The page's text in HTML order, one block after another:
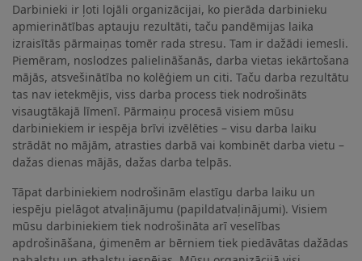
Darbinieki ir ļoti lojāli organizācijai, ko pierāda darbinieku
apmierinātības aptauju rezultāti, taču pandēmijas laika
izraisītās pārmaiņas tomēr rada stresu. Tam ir dažādi iemesli.
Piemēram, noslodzes palielināšanās, darba vietas iekārtošana
mājās, atsvešinātība no kolēģiem un citi. Taču darba rezultātu
tas nav ietekmējis, viss darba process tiek nodrošināts
visaugtākajā līmenī. Pārmaiņu procesā visiem mūsu
darbiniekiem ir iespēja brīvi izvēlēties – visu darba laiku
strādāt no mājām, atrasties darbā vai kombinēt darba vietu –
dažas dienas mājās, dažas darba telpās.
Tāpat darbiniekiem nodrošinām elastīgu darba laiku un
iespēju pielāgot atvaļinājumu (papildatvaļinājumi). Visiem
mūsu darbiniekiem tiek nodrošināta arī veselības
apdrošināšana, ģimenēm ar bērniem tiek piedāvātas dažādas